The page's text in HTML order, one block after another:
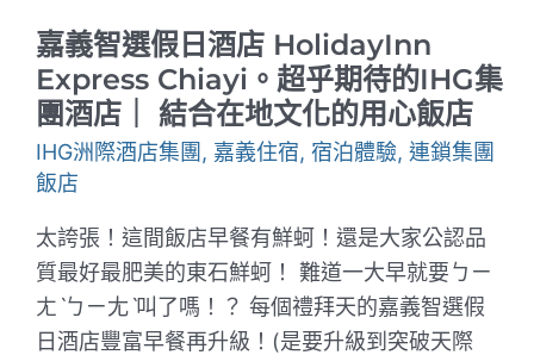
上
海
交
通
樞
紐。
良
好
的
住
宿
體
驗
分
享
嘉義智選假日酒店 HolidayInn
Express Chiayi。超乎期待的IHG集
團酒店｜ 結合在地文化的用心飯店
IHG洲際酒店集團 , 嘉義住宿, 宿泊體驗, 連鎖集團
飯店
太誇張！這間飯店早餐有鮮蚵！還是大家公認品
質最好最肥美的東石鮮蚵！ 難道一大早就要ㄅㄧ
ㄤˋㄅㄧ尢ˋ叫了嗎！？ 每個禮拜天的嘉義智選假
日酒店豐富早餐再升級！(是要升級到突破天際